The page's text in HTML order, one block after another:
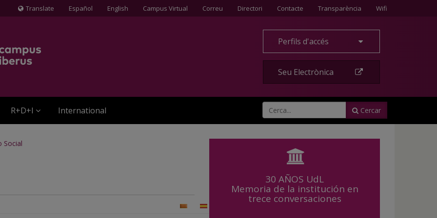
Icona
Translate Español English Campus Virtual Correu Directori Contacte
Contacte Transparència Wifi
Perfils d'accés
Seu Electrònica
R+D+I International Cercar
Social
30 AÑOS UdL
Memoria de la institución en
trece conversaciones